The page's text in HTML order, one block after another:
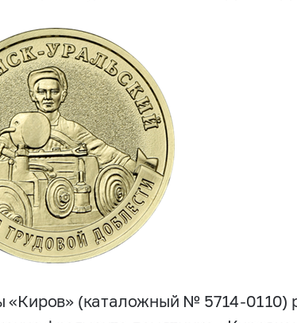
«Киров» (каталожный № 5714-0110)